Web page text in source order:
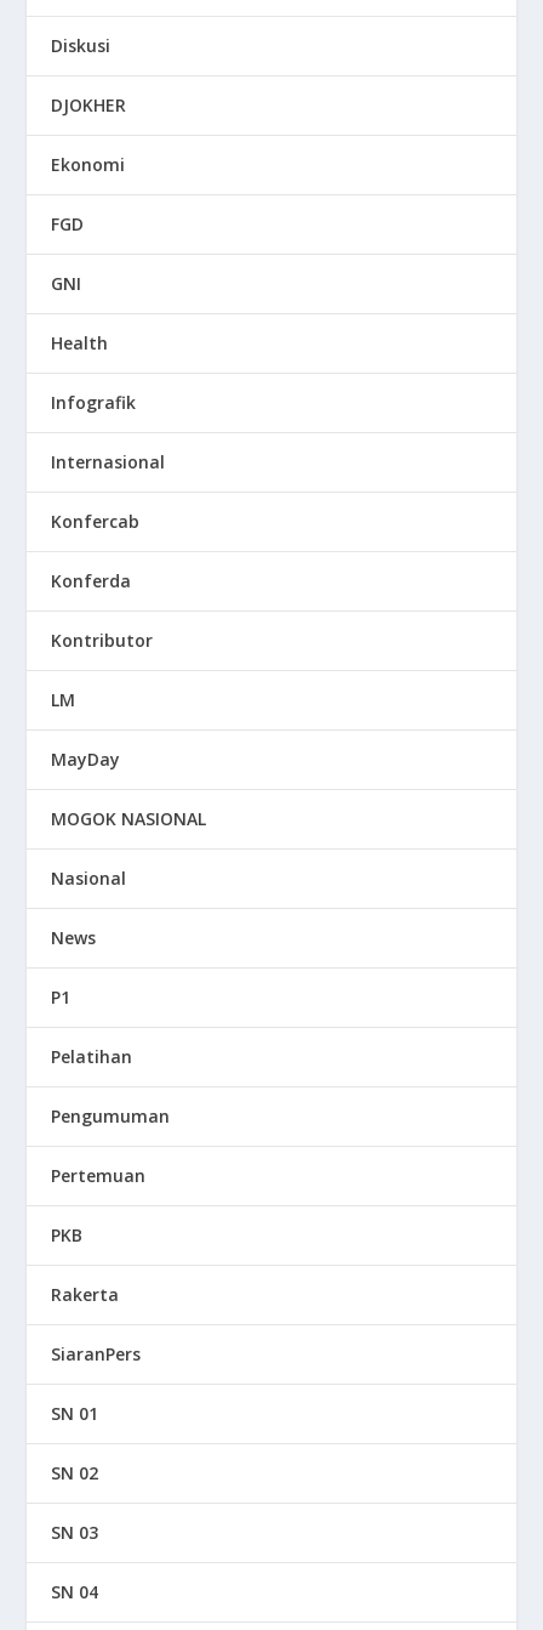
Diskusi
DJOKHER
Ekonomi
FGD
GNI
Health
Infografik
Internasional
Konfercab
Konferda
Kontributor
LM
MayDay
MOGOK NASIONAL
Nasional
News
P1
Pelatihan
Pengumuman
Pertemuan
PKB
Rakerta
SiaranPers
SN 01
SN 02
SN 03
SN 04